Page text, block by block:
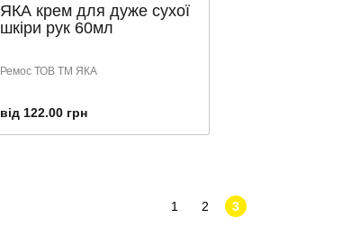
ЯКА крем для дуже сухої
шкіри рук 60мл
Ремос ТОВ ТМ ЯКА
від 122.00 грн
1 2 3